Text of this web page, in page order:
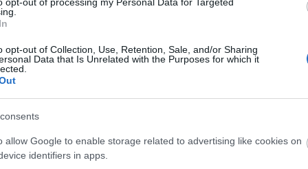
opt-out of Collection, Use, Retention, Sale, and/or Sharing
Data that Is Unrelated with the Purposes for which it
allow Google to enable storage related to advertising like cookies on
identifiers in apps.
från Team Eksjöhus efter Predazzo. Foto: Vanzetta/
Charge över säsongen. Rolid tog en viktig
med Novak, Stakston och Amund
för norrmannen. Rolid är dock väldigt